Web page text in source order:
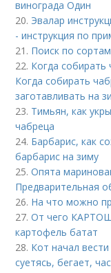
винограда Один
20. Эвалар
- инструкция по
21. Поиск по
22. Когда собирать
Когда собирать
заготавливать на
23. Тимьян, как
чабреца
24. Барбарис, как
барбарис на зиму
25.Опята
Предварительная
26. На что можно
27.От чего
картофель батат
28. Кот начал
суетясь, бегает,